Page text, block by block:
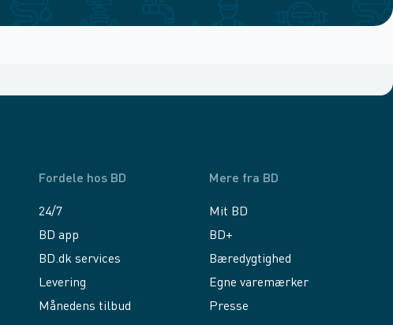
Fordele hos BD
24/7
BD app
BD.dk services
Levering
Månedens tilbud
Mere fra BD
Mit BD
BD+
Bæredygtighed
Egne varemærker
Presse